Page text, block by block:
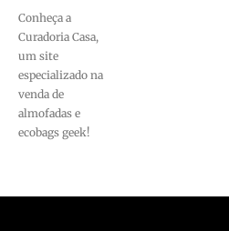
Conheça a
Curadoria Casa,
um site
especializado na
venda de
almofadas e
ecobags geek!